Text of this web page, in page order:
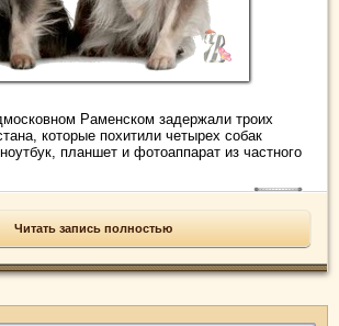
Раменском задержали троих
которые похитили четырех собак
планшет и фотоаппарат из частного
Читать запись полностью